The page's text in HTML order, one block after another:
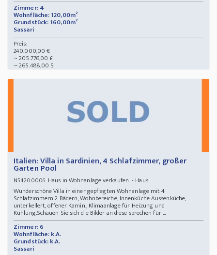
Zimmer: 4
Wohnfläche: 120,00m²
Grundstück: 160,00m²
Sassari
Preis:
240.000,00 €
~ 205.776,00 £
~ 265.488,00 $
Italien: Villa in Sardinien, 4 Schlafzimmer, großer
Garten Pool
N54200006Haus in Wohnanlage verkaufen - Haus
Wunderschöne Villa in einer gepflegten Wohnanlage mit 4
Schlafzimmern 2 Bädern, Wohnbereiche, Innenküche Aussenküche,
unterkellert, offener Kamin., Klimaanlage für Heizung und
Kühlung.Schauen Sie sich die Bilder an diese sprechen für ...
Zimmer: 6
Wohnfläche: k.A.
Grundstück: k.A.
Sassari